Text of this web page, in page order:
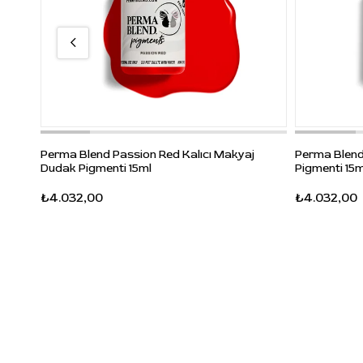
Perma Blend Passion Red Kalıcı Makyaj
Dudak Pigmenti 15ml
₺4.032,00
Perma
Pigmenti
₺4.032,00